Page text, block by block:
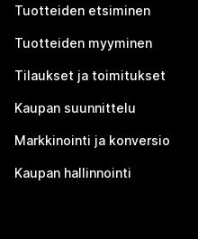
Tuotteiden etsiminen
Tuotteiden myyminen
Tilaukset ja toimitukset
Kaupan suunnittelu
Markkinointi ja konversio
Kaupan hallinnointi